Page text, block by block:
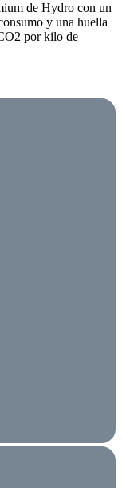
de Hydro con un
y una huella
por kilo de